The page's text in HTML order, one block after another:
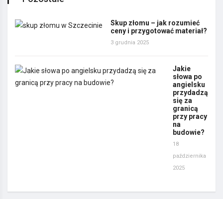
Skup złomu – jak rozumieć
ceny i przygotować materiał?
3 grudnia 2025
Jakie
słowa po
angielsku
przydadzą
się za
granicą
przy pracy
na
budowie?
18
października
2025